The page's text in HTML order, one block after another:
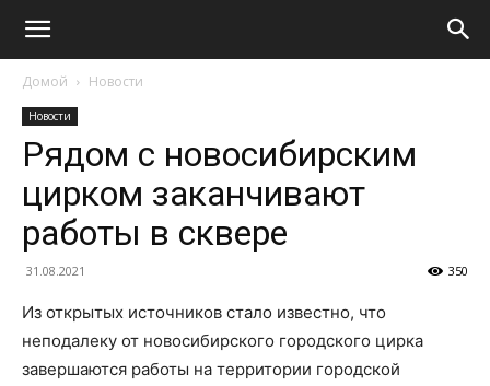
Домой Новости
Новости
Рядом с новосибирским
цирком заканчивают
работы в сквере
31.08.2021 350
Из открытых источников стало известно, что
неподалеку от новосибирского городского цирка
завершаются работы на территории городской